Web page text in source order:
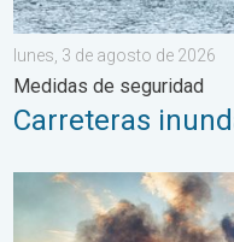
lunes, 3 de agosto de 2026
Medidas de seguridad
Carreteras
Los incendios arrasan